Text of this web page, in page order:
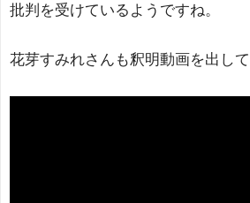
批判を受けているようですね。
花芽すみれさんも釈明動画を出し